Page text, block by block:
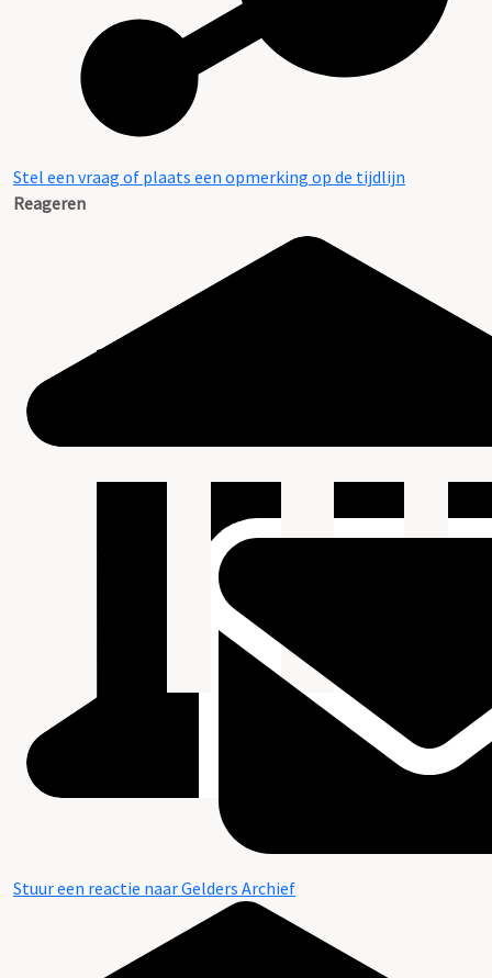
Stel een vraag of plaats een opmerking op de tijdlijn
Reageren
Stuur een reactie naar Gelders Archief